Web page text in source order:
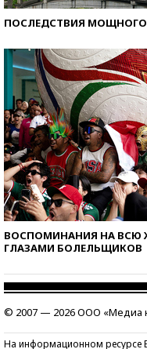
ПОСЛЕДСТВИЯ
ВОСПОМИНАНИЯ НА ВСЮ
ГЛАЗАМИ БОЛЕЛЬЩИКОВ
© 2007 — 2026 ООО «Медиа
На информационном ресурсе